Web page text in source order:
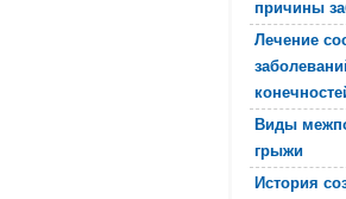
причины
Лечение
Виды
грыжи
История